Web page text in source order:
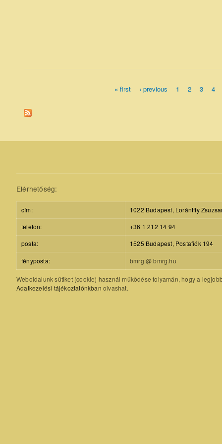
« first ‹ previous 1 2 3 4
Elérhetőség:
cím:
1022 Budapest, Lorántffy
telefon:
+36 1 212 14 94
posta:
1525 Budapest, Postafiók 194
fényposta: bmrg @ bmrg.hu
Weboldalunk sütiket (cookie) használ működése folyamán, hogy a
Adatkezelési tájékoztatónkban olvashat.